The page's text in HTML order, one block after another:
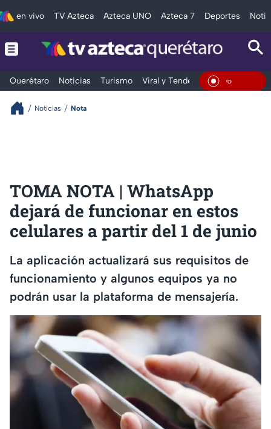
en vivo TV Azteca Azteca UNO Azteca 7 Deportes
Querétaro Noticias Turismo Viral y Tendencia Clima En
Noticias Nota
TOMA NOTA | WhatsApp
dejará de funcionar en estos
celulares a partir del 1 de junio
La aplicación actualizará sus requisitos de
funcionamiento y algunos equipos ya no
podrán usar la plataforma de mensajería.